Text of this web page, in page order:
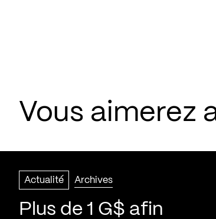
Vous aimerez
Actualité Archives
Plus de 1 G$ afin